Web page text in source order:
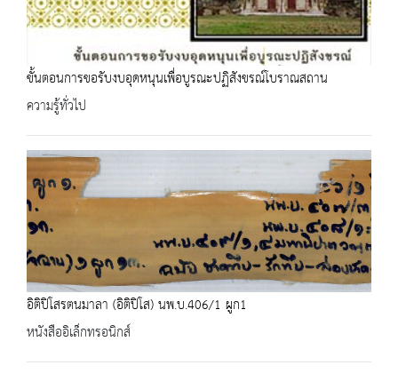
ขั้นตอนการขอรับงบอุดหนุนเพื่อบูรณะปฏิสังขรณ์โบราณสถาน
ความรู้ทั่วไป
อิติปิโสรตนมาลา (อิติปิโส) นพ.บ.406/1 ผูก1
หนังสืออิเล็กทรอนิกส์